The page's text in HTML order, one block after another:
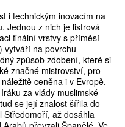
i technickým inovacím na
Jednou z nich je listrová
finální vrstvy s příměsí
vytváří na povrchu
způsob zdobení, které si
značné mistrovství, pro
ceněna i v Evropě.
za vlády muslimské
se její znalost šířila do
Středomoří, až dosáhla